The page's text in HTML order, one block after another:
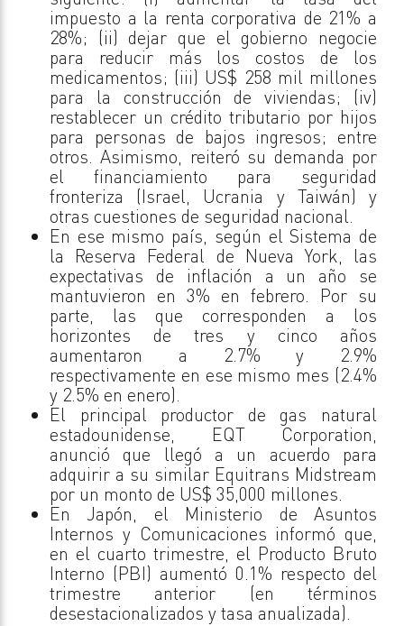
impuesto a la renta corporativa de 21% a
28%; (ii) dejar que el gobierno negocie
para reducir más los costos de los
medicamentos; (iii) US$ 258 mil millones
para la construcción de viviendas; (iv)
restablecer un crédito tributario por hijos
para personas de bajos ingresos; entre
otros. Asimismo, reiteró su demanda por
el financiamiento para seguridad
fronteriza (Israel, Ucrania y Taiwán) y
otras cuestiones de seguridad nacional.
En ese mismo país, según el Sistema de
la Reserva Federal de Nueva York, las
expectativas de inflación a un año se
mantuvieron en 3% en febrero. Por su
parte, las que corresponden a los
horizontes de tres y cinco años
aumentaron a 2.7% y 2.9%
respectivamente en ese mismo mes (2.4%
y 2.5% en enero).
El principal productor de gas natural
estadounidense, EQT Corporation,
anunció que llegó a un acuerdo para
adquirir a su similar Equitrans Midstream
por un monto de US$ 35,000 millones.
En Japón, el Ministerio de Asuntos
Internos y Comunicaciones informó que,
en el cuarto trimestre, el Producto Bruto
Interno (PBI) aumentó 0.1% respecto del
trimestre anterior (en términos
desestacionalizados y tasa anualizada).